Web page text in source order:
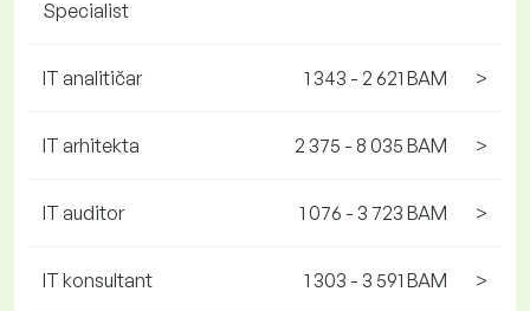
Specialist
IT analitičar 1 343 - 2 621 BAM >
IT arhitekta 2 375 - 8 035 BAM >
IT auditor 1 076 - 3 723 BAM >
IT konsultant 1 303 - 3 591 BAM >